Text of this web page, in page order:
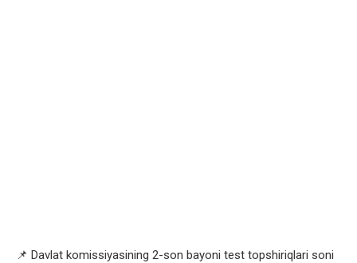
📌 Davlat komissiyasining 2-son bayoni test topshiriqlari soni